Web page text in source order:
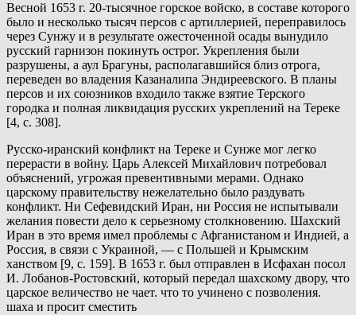
Весной 1653 г. 20-тысячное горское войско, в составе которого
было и несколько тысяч персов с артиллерией, переправилось
через Сунжу и в результате ожесточенной осады вынудило
русский гарнизон покинуть острог. Укрепления были
разрушены, а аул Брагуны, располагавшийся близ отрога,
переведен во владения Казаналипа Эндиреевского. В планы
персов и их союзников входило также взятие Терского
городка и полная ликвидация русских укреплений на Тереке
[4, с. 308].
Русско-иранский конфликт на Тереке и Сунже мог легко
перерасти в войну. Царь Алексей Михайлович потребовал
объяснений, угрожая превентивными мерами. Однако
царскому правительству нежелательно было раздувать
конфликт. Ни Сефевидский Иран, ни Россия не испытывали
желания повести дело к серьезному столкновению. Шахский
Иран в это время имел проблемы с Афганистаном и Индией, а
Россия, в связи с Украиной, — с Польшей и Крымским
ханством [9, с. 159]. В 1653 г. был отправлен в Исфахан посол
И. Лобанов-Ростовский, который передал шахскому двору, что
царское величество не чает. что то учинено с позволения.
шаха и просит сместить